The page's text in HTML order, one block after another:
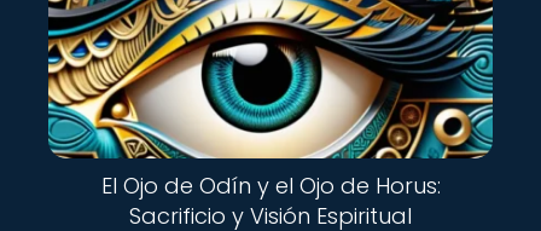
El Ojo de Odín y el Ojo de Horus:
Sacrificio y Visión Espiritual